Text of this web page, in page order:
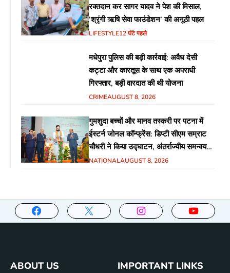
रक्तदान कर सागर यादव ने पेश की मिसाल,
‘श्रृंगी ऋषि सेवा फाउंडेशन’ की अनूठी पहल
LIFESTYLE12 घंटे पहले
मधेपुरा पुलिस की बड़ी कार्रवाई: अवैध देसी
कट्टा और कारतूस के साथ एक अपराधी
गिरफ्तार, बड़ी वारदात की थी योजना
CRIMEAUGUST 8, 2026
गुमशुदा बच्चों और मानव तस्करी पर पटना में
ईस्टर्न जोनल कॉन्फ्रेंस: डिप्टी सीएम सम्राट
चौधरी ने किया उद्घाटन, अंतर्राज्यीय समन्वय
पर जोर
NATIONALAUGUST 8, 2026
ABOUT US
IMPORTANT LINKS